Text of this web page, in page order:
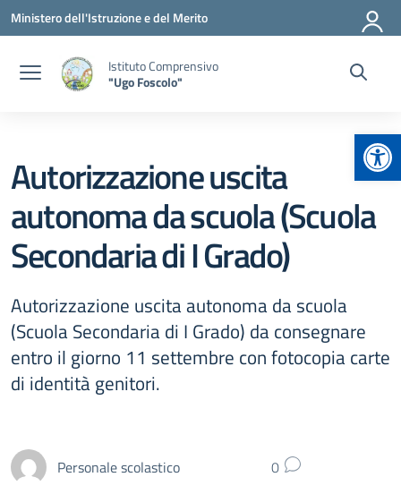
Vai ai contenuti
Vai al menu di navigazione
Vai al footer
Ministero dell'Istruzione e del Merito
Istituto Comprensivo
"Ugo Foscolo"
Autorizzazione uscita
autonoma da scuola (Scuola
Secondaria di I Grado)
Autorizzazione uscita autonoma da scuola
(Scuola Secondaria di I Grado) da consegnare
entro il giorno 11 settembre con fotocopia carte
di identità genitori.
Personale scolastico 0